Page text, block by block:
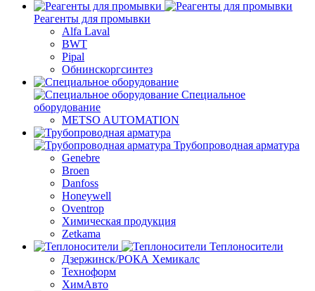
Реагенты для промывки
Alfa Laval
BWT
Pipal
Обнинскоргсинтез
Специальное
оборудование
METSO AUTOMATION
Трубопроводная арматура
Genebre
Broen
Danfoss
Honeywell
Oventrop
Химическая продукция
Zetkama
Теплоносители
Дзержинск/РОКА Хемикалс
Техноформ
ХимАвто